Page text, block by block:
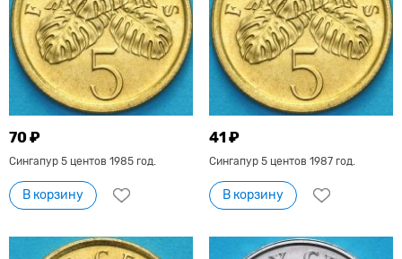
70 ₽
Сингапур 5 центов 1985 год.
В корзину
41 ₽
Сингапур 5 центов 1987 год.
В корзину